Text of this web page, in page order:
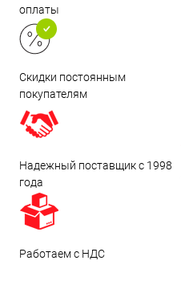
оплаты
Скидки постоянным
покупателям
Надежный поставщик с 1998
года
Работаем с НДС